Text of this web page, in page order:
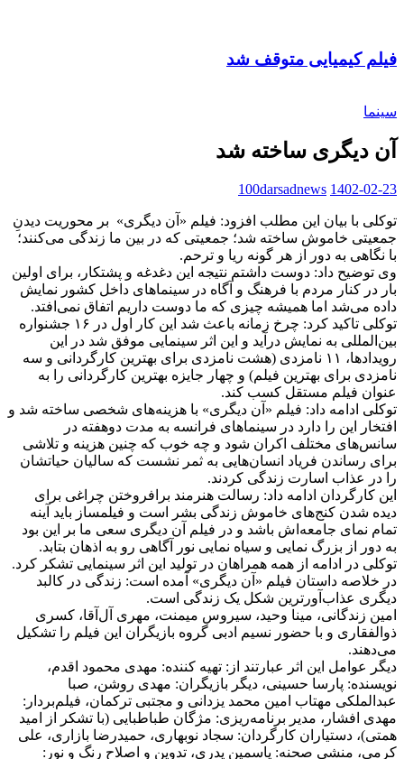
فیلم کیمیایی متوقف شد
سینما
آن دیگری ساخته شد
100darsadnews 1402-02-23
توکلی با بیان این مطلب افزود: فیلم «آن دیگری» بر محوریت دیدنِ
جمعیتی خاموش ساخته شد؛ جمعیتی که در بین ما زندگی می‌کنند؛
با نگاهی به دور از هر گونه ریا و ترحم.
وی توضیح داد: دوست داشتم نتیجه این دغدغه و پشتکار، برای اولین
بار در کنار مردم با فرهنگ و آگاه در سینماهای داخل کشور نمایش
داده می‌شد اما همیشه چیزی که ما دوست داریم اتفاق نمی‌افتد.
توکلی تاکید کرد: چرخ زمانه باعث شد این کار اول در ۱۶ جشنواره
بین‌المللی به نمایش درآید و این اثر سینمایی موفق شد در این
رویدادها، ۱۱ نامزدی (هشت نامزدی برای بهترین کارگردانی و سه
نامزدی برای بهترین فیلم) و چهار جایزه بهترین کارگردانی را به
عنوان فیلم مستقل کسب کند.
توکلی ادامه داد: فیلم «آن دیگری» با هزینه‌های شخصی ساخته شد و
افتخار این را دارد در سینماهای فرانسه به مدت دوهفته در
سانس‌های مختلف اکران شود و چه خوب که چنین هزینه و تلاشی
برای رساندن فریاد انسان‌هایی به ثمر نشست که سالیان حیاتشان
را در عذاب اسارت زندگی کردند.
این کارگردان ادامه داد: رسالت هنرمند برافروختن چراغی برای
دیده شدن کنج‌های خاموش زندگی بشر است و فیلمساز باید آینه
تمام نمای جامعه‌اش باشد و در فیلم آن دیگری سعی ما بر این بود
به دور از بزرگ نمایی و سیاه نمایی نور آگاهی رو به اذهان بتابد.
توکلی در ادامه از همه همراهان در تولید این اثر سینمایی تشکر کرد.
در خلاصه داستان فیلم «آن دیگری» آمده است: زندگی در کالبد
دیگری عذاب‌آورترین شکل یک زندگی است.
امین زندگانی، مینا وحید، سیروس میمنت، مهری آل‌آقا، کسری
ذوالفقاری و با حضور نسیم ادبی گروه بازیگران این فیلم را تشکیل
می‌دهند.
دیگر عوامل این اثر عبارتند از: تهیه کننده: مهدی محمود اقدم،
نویسنده: پارسا حسینی، دیگر بازیگران: مهدی روشن، صبا
عبدالملکی مهتاب امین محمد یزدانی و مجتبی ترکمان، فیلم‌بردار:
مهدی افشار، مدیر برنامه‌ریزی: مژگان طباطبایی (با تشکر از امید
همتی)، دستیاران کارگردان: سجاد نوبهاری، حمیدرضا بازاری، علی
کرمی، منشی صحنه: یاسمین پدری، تدوین و اصلاح رنگ و نور: